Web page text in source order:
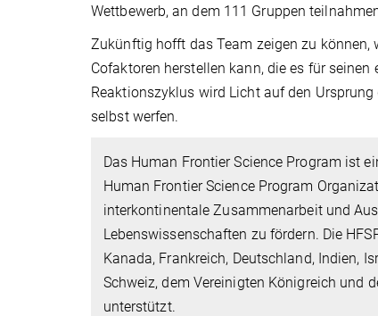
Wettbewerb, an dem 111 Gruppen
Zukünftig hofft das Team zeigen zu
Cofaktoren herstellen kann, die es für
Reaktionszyklus wird Licht auf den
selbst werfen.
Das Human Frontier Science Program ist
Human Frontier Science Program
interkontinentale Zusammenarbeit und
Lebenswissenschaften zu fördern. Die
Kanada, Frankreich, Deutschland, Indien,
Schweiz, dem Vereinigten Königreich und
unterstützt.